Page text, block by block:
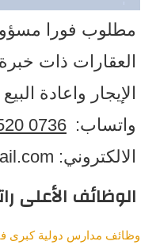
مطلوب فورا
العقارات ذات
الإيجار واعادة
واتساب: 0736
الالكتروني:
الوظائف الأعلى
وظائف مدارس دولية كبرى